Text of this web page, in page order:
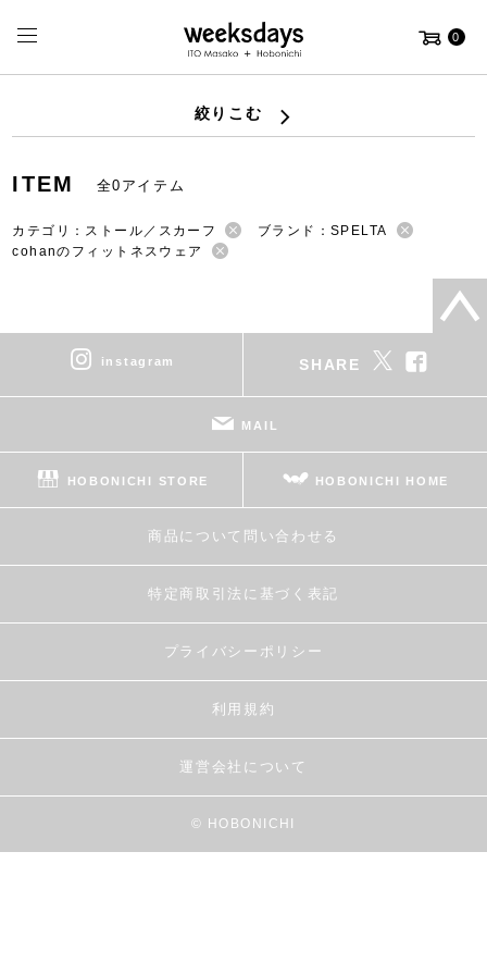
0
絞りこむ
ITEM 全0アイテム
カテゴリ：ストール／スカーフ
ブランド：SPELTA
cohanのフィットネスウェア
instagram SHARE
MAIL
HOBONICHI STORE HOBONICHI HOME
商品について問い合わせる
特定商取引法に基づく表記
プライバシーポリシー
利用規約
運営会社について
© HOBONICHI